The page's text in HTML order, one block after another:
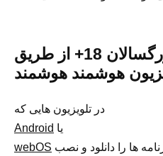
تماشای ویدیوی بزرگسالان 18+ از طریق
هوشمند هوشمند
در تلویزیون هایی که
Android یا
webOS ها را دانلود و نصب